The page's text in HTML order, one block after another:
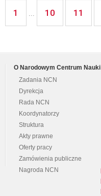
1 ... 10 11
O Narodowym Centrum Nauki
Zadania NCN
Dyrekcja
Rada NCN
Koordynatorzy
Struktura
Akty prawne
Oferty pracy
Zamówienia publiczne
Nagroda NCN